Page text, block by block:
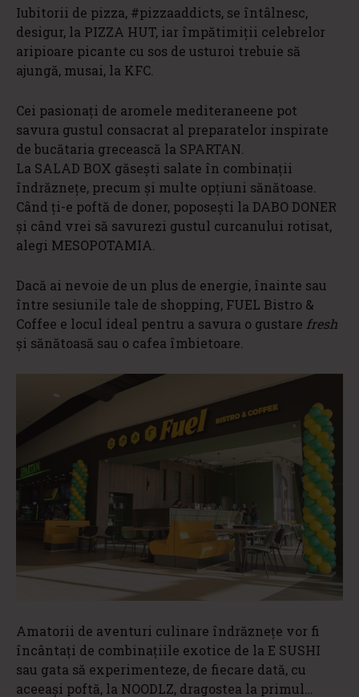
Iubitorii de pizza, #pizzaaddicts, se întâlnesc,
desigur, la PIZZA HUT, iar împătimiții celebrelor
aripioare picante cu sos de usturoi trebuie să
ajungă, musai, la KFC.
Cei pasionați de aromele mediteraneene pot
savura gustul consacrat al preparatelor inspirate
de bucătaria grecească la SPARTAN.
La SALAD BOX găsești salate în combinații
îndrăznețe, precum și multe opțiuni sănătoase.
Când ți-e poftă de doner, poposești la DABO DONER
și când vrei să savurezi gustul curcanului rotisat,
alegi MESOPOTAMIA.
Dacă ai nevoie de un plus de energie, înainte sau
între sesiunile tale de shopping, FUEL Bistro &
Coffee e locul ideal pentru a savura o gustare fresh
și sănătoasă sau o cafea îmbietoare.
Amatorii de aventuri culinare îndrăznețe vor fi
încântați de combinațiile exotice de la E SUSHI
sau gata să experimenteze, de fiecare dată, cu
aceeași poftă, la NOODLZ, dragostea la primul…